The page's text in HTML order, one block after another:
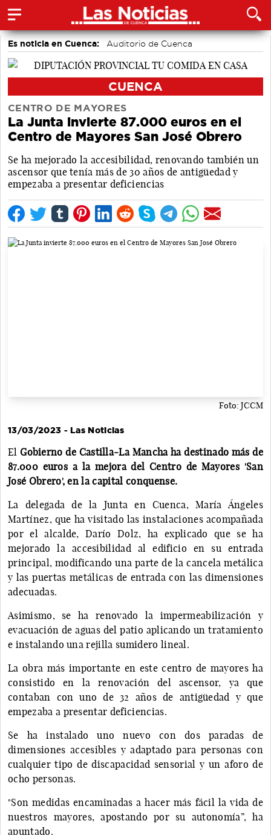
Es noticia en Cuenca: Auditorio de Cuenca
CUENCA
CENTRO DE MAYORES
La Junta invierte 87.000 euros en el
Centro de Mayores San José Obrero
Se ha mejorado la accesibilidad, renovando también un
ascensor que tenía más de 30 años de antigüedad y
empezaba a presentar deficiencias
Foto: JCCM
13/03/2023 - Las Noticias
El Gobierno de Castilla-La Mancha ha destinado más de
87.000 euros a la mejora del Centro de Mayores 'San
José Obrero', en la capital conquense.
La delegada de la Junta en Cuenca, María Ángeles
Martínez, que ha visitado las instalaciones acompañada
por el alcalde, Darío Dolz, ha explicado que se ha
mejorado la accesibilidad al edificio en su entrada
principal, modificando una parte de la cancela metálica
y las puertas metálicas de entrada con las dimensiones
adecuadas.
Asimismo, se ha renovado la impermeabilización y
evacuación de aguas del patio aplicando un tratamiento
e instalando una rejilla sumidero lineal.
La obra más importante en este centro de mayores ha
consistido en la renovación del ascensor, ya que
contaban con uno de 32 años de antigüedad y que
empezaba a presentar deficiencias.
Se ha instalado uno nuevo con dos paradas de
dimensiones accesibles y adaptado para personas con
cualquier tipo de discapacidad sensorial y un aforo de
ocho personas.
"Son medidas encaminadas a hacer más fácil la vida de
nuestros mayores, apostando por su autonomía”, ha
apuntado.